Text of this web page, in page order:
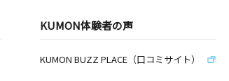
KUMON体験者の声
KUMON BUZZ PLACE（口コミサイト）